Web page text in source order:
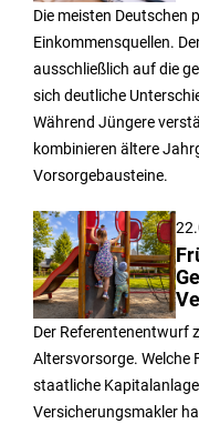
Die meisten Deutschen
Einkommensquellen.
ausschließlich auf die
sich deutliche
Während Jüngere
kombinieren ältere
Vorsorgebausteine.
Der Referentenentwurf
Altersvorsorge. Welche
staatliche
Versicherungsmakler